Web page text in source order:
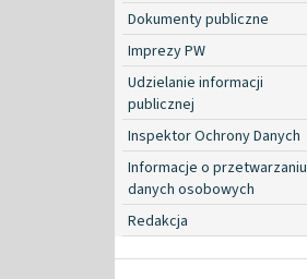
Dokumenty publiczne
Imprezy PW
Udzielanie informacji
publicznej
Inspektor Ochrony Danych
Informacje o przetwarzaniu
danych osobowych
Redakcja